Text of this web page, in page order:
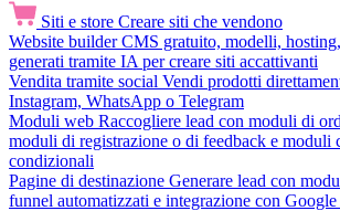
Siti e store Creare siti che vendono
Website builder CMS gratuito, modelli,
generati tramite IA per creare siti accattivanti
Vendita tramite social Vendi prodotti
Instagram, WhatsApp o Telegram
Moduli web Raccogliere lead con moduli di
moduli di registrazione o di feedback e moduli
condizionali
Pagine di destinazione Generare lead con
funnel automatizzati e integrazione con